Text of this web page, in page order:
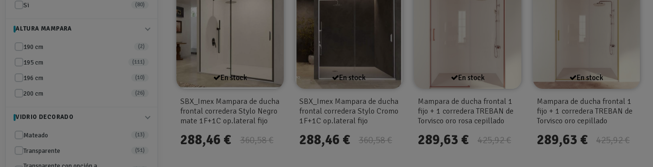
En stock
SBX_Imex Mampara de ducha
frontal corredera Stylo Negro
mate 1F+1C op.lateral fijo
360,58 €
288,46 €
En stock
SBX_Imex Mampara de ducha
frontal corredera Stylo Cromo
1F+1C op.lateral fijo
360,58 €
288,46 €
En stock
Mampara de ducha frontal 1
fijo + 1 corredera TREBAN de
Torvisco oro rosa cepillado
425,92 €
289,63 €
En stock
Mampara de ducha frontal 1
fijo + 1 corredera TREBAN de
Torvisco oro cepillado
425,92 €
289,63 €
hasta 185 cm
Hasta 204 cm
Hasta 210 cm (13)
Si (80)
ALTURA MAMPARA
190 cm (2)
195 cm (111)
196 cm (10)
200 cm (26)
VIDRIO DECORADO
Mateado (13)
Transparente (51)